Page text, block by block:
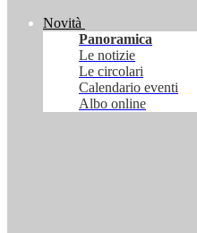
Novità
Panoramica
Le notizie
Le circolari
Calendario eventi
Albo online